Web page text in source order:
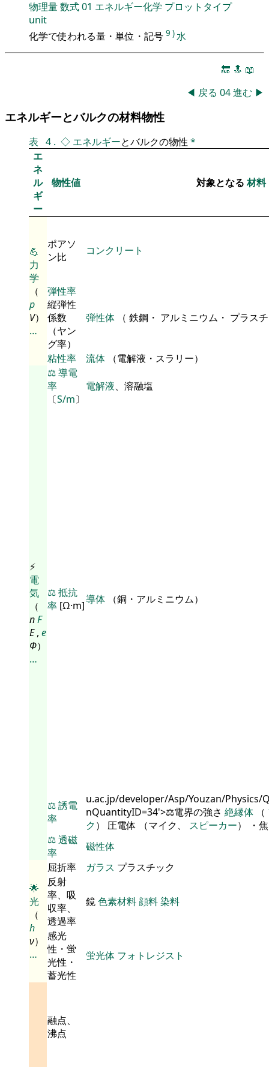
物理量数式01 エネルギー化学 プロットタイプ
unit
化学で使われる量・単位・記号 9 )水
🔚 🔝 📖
◀ 戻る 04進む ▶
エネルギーとバルクの材料物性
表 4 . ◇ エネルギーとバルクの物性 *
エ
ネ
ル
ギ
ー
物性値 対象となる材料
💪
力
学
（
p
V）
…
ポアソ
ン比
コンクリート
弾性率
縦弾性
係数
（ヤン
グ率）
弾性体 （ 鉄鋼・ アルミニウム・ プラス
粘性率 流体 （電解液・スラリー）
⚡
電
気
（
nF
E, e
Φ）
…
⚖️導電
率
〔S/m〕
電解液、溶融塩
⚖️抵抗
率 [Ω·m]導体 （銅・アルミニウム）
⚖️誘電
率
u.ac.jp/developer/Asp/Youzan/Physics/
nQuantityID=34'>⚖️電界の強さ 絶縁体 （
ク） 圧電体 （マイク、 スピーカー） ・
⚖️透磁
率
磁性体
🌟
光
（
h
ν）
…
屈折率 ガラス プラスチック
反射
率、吸
収率、
透過率
鏡色素材料 顔料染料
感光
性・蛍
光性・
蓄光性
蛍光体 フォトレジスト
融点、
沸点